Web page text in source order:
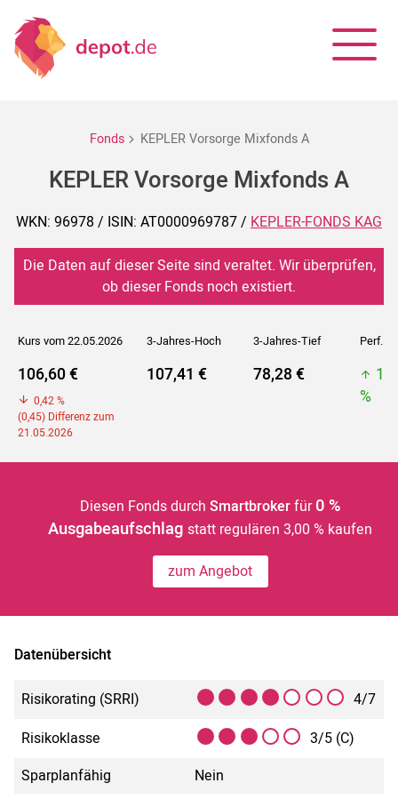
Fonds KEPLER Vorsorge Mixfonds A
KEPLER Vorsorge Mixfonds A
WKN: 96978 / ISIN: AT0000969787 / KEPLER-FONDS KAG
Die Daten auf dieser Seite sind veraltet. Wir überprüfen,
ob dieser Fonds noch existiert.
Kurs vom 22.05.2026 3-Jahres-Hoch 3-Jahres-Tief Perf. 5J
106,60 €
0,42 %
(0,45) Differenz zum
21.05.2026
107,41 € 78,28 €
%
Diesen Fonds durch Smartbrokerfür 0 %
Ausgabeaufschlagstatt regulären 3,00 % kaufen
zum Angebot
Datenübersicht
Risikorating (SRRI)
4/7
Risikoklasse
3/5 (C)
Sparplanfähig
Nein